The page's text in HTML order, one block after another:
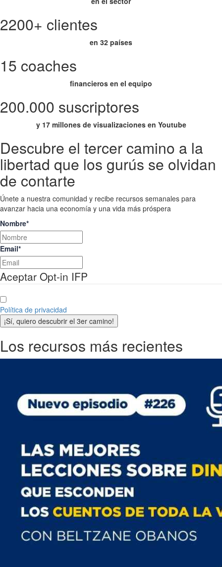
2200+ clientes
en 32 países
15 coaches
financieros en el equipo
200.000 suscriptores
y 17 millones de visualizaciones en Youtube
Descubre el tercer camino a la
libertad que los gurús se olvidan
de contarte
Únete a nuestra comunidad y recibe recursos semanales para
avanzar hacia una economía y una vida más próspera
Nombre*
Email*
Aceptar Opt-in IFP
Política de privacidad
¡Sí, quiero descubrir el 3er camino!
Los recursos más recientes